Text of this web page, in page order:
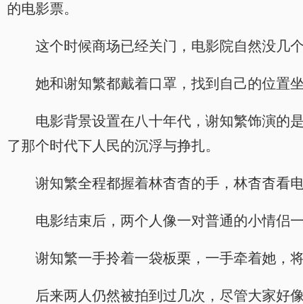
的电影票。
这个时候商场已经关门，电影院自然没几
她和谢知繁都戴着口罩，找到自己的位置坐
电影背景设置在八十年代，谢知繁饰演的
了那个时代下人民的沉浮与挣扎。
谢知繁全程都握着林杳杳的手，林杳杳看
电影结束后，两个人像一对普通的小情侣
谢知繁一手拎着一袋板栗，一手牵着她，
后来两人仍然被拍到过几次，尽管大家好